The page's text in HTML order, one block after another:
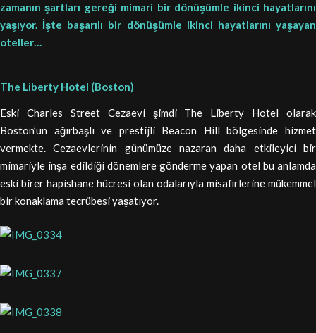
zamanın şartları gereği mimari bir dönüşümle ikinci hayatlarını
yaşıyor. İşte başarılı bir dönüşümle ikinci hayatlarını yaşayan
oteller…
The Liberty Hotel (Boston)
Eski Charles Street Cezaevi şimdi The Liberty Hotel olarak
Boston’un ağırbaşlı ve prestijli Beacon Hill bölgesinde hizmet
vermekte. Cezaevlerinin günümüze nazaran daha etkileyici bir
mimariyle inşa edildiği dönemlere gönderme yapan otel bu anlamda
eski birer hapishane hücresi olan odalarıyla misafirlerine mükemmel
bir konaklama tecrübesi yaşatıyor.